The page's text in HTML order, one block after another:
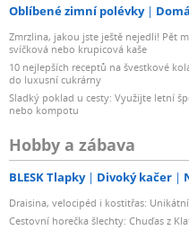
Oblíbené zimní polévky
Zmrzlina, jakou jste ještě nejedli! Pět
svíčková nebo krupicová kaše
10 nejlepších receptů na švestkové
do luxusní cukrárny
Sladký poklad u cesty: Využijte letní
nebo kompotu
Hobby a zábava
BLESK Tlapky Divoký kačer
Draisina, velocipéd i kostitřas:
Cestovní horečka šlechty: Chuďas z